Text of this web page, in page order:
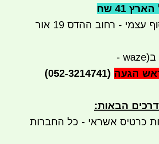
41 שח
ניתן לבצע איסוף עצמי - רחוב ההדס 19 אור
ב- waze)
הגעה (052-3214741)
הבאות:
כרטיס אשראי - כל החברות